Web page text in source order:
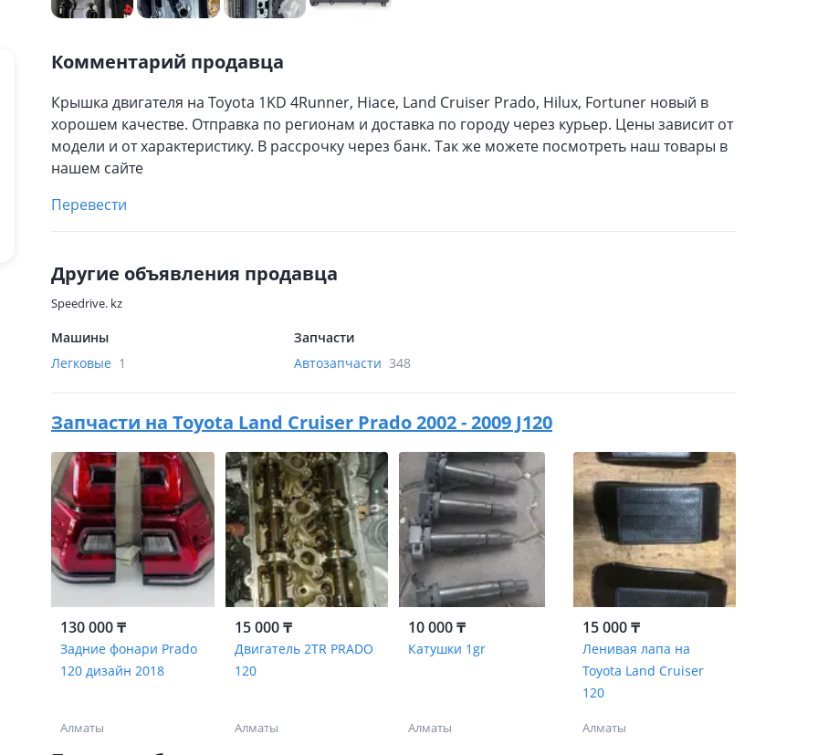
Комментарий продавца
Крышка двигателя на Toyota 1KD 4Runner, Hiace, Land Cruiser Prado, Hilux, Fortuner новый в
хорошем качестве. Отправка по регионам и доставка по городу через курьер. Цены зависит от
модели и от характеристику. В рассрочку через банк. Так же можете посмотреть наш товары в
нашем сайте
Перевести
Другие объявления продавца
Speedrive. kz
Машины
Легковые 1
Запчасти
Автозапчасти 348
Запчасти на Toyota Land Cruiser Prado 2002 - 2009 J120
130 000 ₸
Задние фонари Prado
120 дизайн 2018
Алматы
15 000 ₸
Двигатель 2TR PRADO
120
Алматы
10 000 ₸
Катушки 1gr
Алматы
15 000 ₸
Ленивая лапа на
Toyota Land Cruiser
120
Алматы